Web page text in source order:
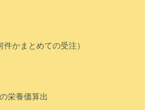
かまとめての受注）
栄養価算出